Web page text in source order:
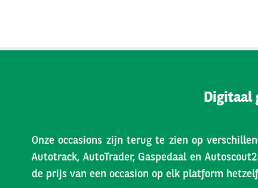
Digitaal
Onze occasions zijn terug te zien op
Autotrack, AutoTrader, Gaspedaal en
de prijs van een occasion op elk platform